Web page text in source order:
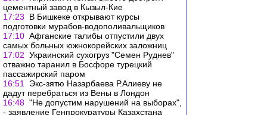
цементный завод в Кызыл-Кие
17:23
В Бишкеке открывают курсы
подготовки мурабов-водополивальщиков
17:10 Афганские талибы отпустили двух
самых больных южнокорейских заложниц
17:02 Украинский сухогруз "Семен Руднев"
отважно таранил в Босфоре турецкий
пассажирский паром
16:51
Экс-зятю Назарбаева Р.Алиеву не
дадут перебраться из Вены в Лондон
16:48 "Не допустим нарушений на выборах",
- заявление Генпрокуратуры Казахстана